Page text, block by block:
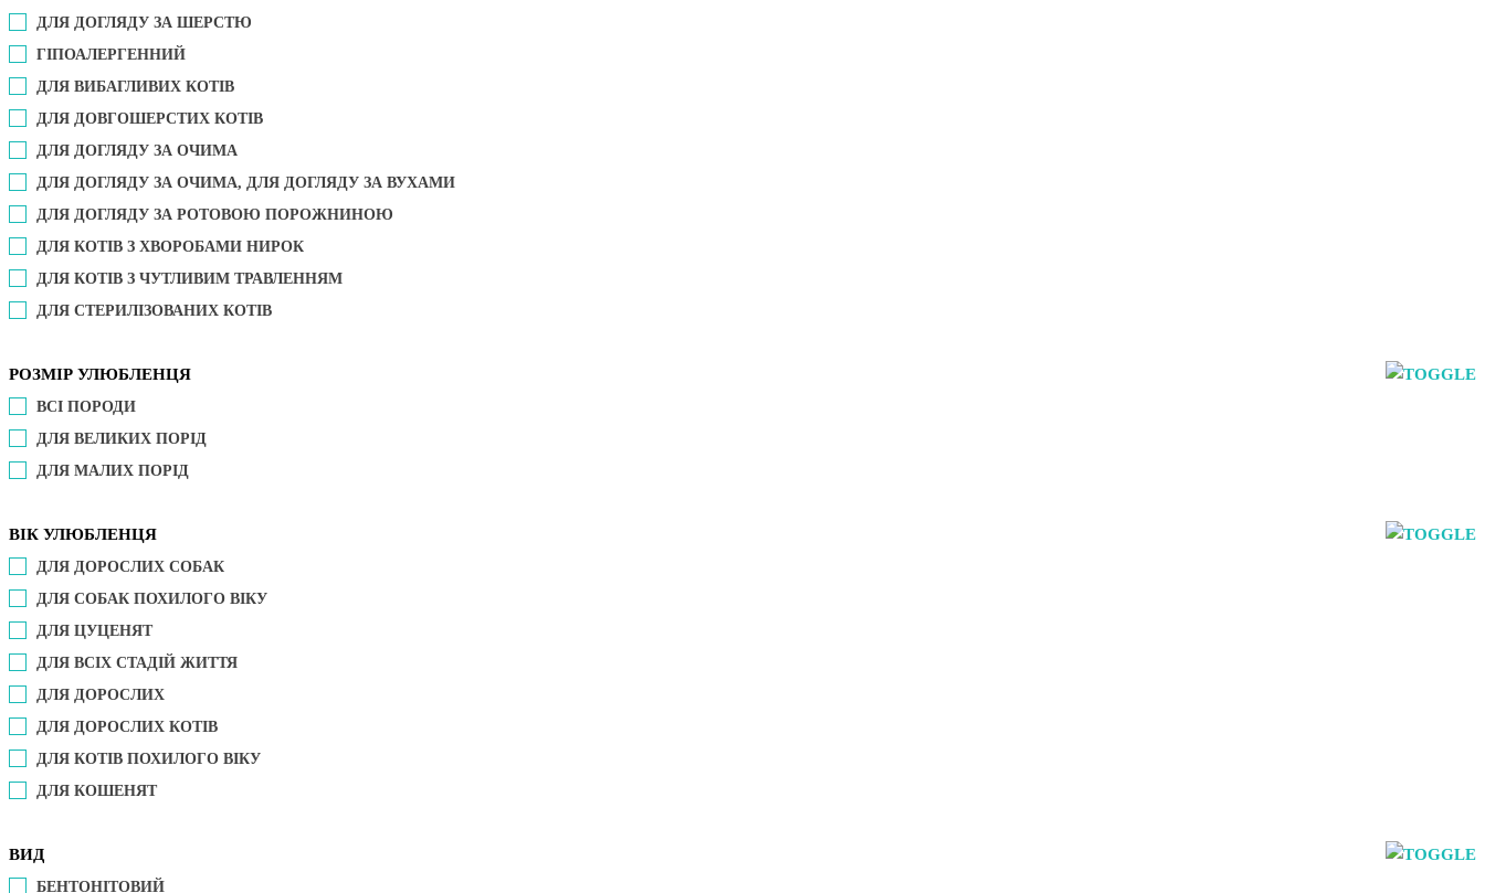
ДЛЯ ДОГЛЯДУ ЗА ШЕРСТЮ
ГІПОАЛЕРГЕННИЙ
ДЛЯ ВИБАГЛИВИХ КОТІВ
ДЛЯ ДОВГОШЕРСТИХ КОТІВ
ДЛЯ ДОГЛЯДУ ЗА ОЧИМА
ДЛЯ ДОГЛЯДУ ЗА ОЧИМА, ДЛЯ ДОГЛЯДУ ЗА ВУХАМИ
ДЛЯ ДОГЛЯДУ ЗА РОТОВОЮ ПОРОЖНИНОЮ
ДЛЯ КОТІВ З ХВОРОБАМИ НИРОК
ДЛЯ КОТІВ З ЧУТЛИВИМ ТРАВЛЕННЯМ
ДЛЯ СТЕРИЛІЗОВАНИХ КОТІВ
РОЗМІР УЛЮБЛЕНЦЯ
ВСІ ПОРОДИ
ДЛЯ ВЕЛИКИХ ПОРІД
ДЛЯ МАЛИХ ПОРІД
ВІК УЛЮБЛЕНЦЯ
ДЛЯ ДОРОСЛИХ СОБАК
ДЛЯ СОБАК ПОХИЛОГО ВІКУ
ДЛЯ ЦУЦЕНЯТ
ДЛЯ ВСІХ СТАДІЙ ЖИТТЯ
ДЛЯ ДОРОСЛИХ
ДЛЯ ДОРОСЛИХ КОТІВ
ДЛЯ КОТІВ ПОХИЛОГО ВІКУ
ДЛЯ КОШЕНЯТ
ВИД
БЕНТОНІТОВИЙ